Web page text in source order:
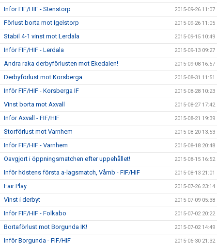
Inför FIF/HIF - Stenstorp 2015-09-26 11:07
Förlust borta mot Igelstorp 2015-09-26 11:05
Stabil 4-1 vinst mot Lerdala 2015-09-15 10:49
Inför FIF/HIF - Lerdala 2015-09-13 09:27
Andra raka derbyförlusten mot Ekedalen! 2015-09-08 16:57
Derbyförlust mot Korsberga 2015-08-31 11:51
Inför FIF/HIF - Korsberga IF 2015-08-28 10:23
Vinst borta mot Axvall 2015-08-27 17:42
Inför Axvall - FIF/HIF 2015-08-21 19:39
Storförlust mot Varnhem 2015-08-20 13:53
Inför FIF/HIF - Varnhem 2015-08-18 20:48
Oavgjort i öppningsmatchen efter uppehållet! 2015-08-15 16:52
Inför höstens första a-lagsmatch, Våmb - FIF/HIF 2015-08-13 21:01
Fair Play 2015-07-26 23:14
Vinst i derbyt 2015-07-09 05:38
Inför FIF/HIF - Folkabo 2015-07-02 20:22
Bortaförlust mot Borgunda IK! 2015-07-02 14:49
Inför Borgunda - FIF/HIF 2015-06-30 21:32